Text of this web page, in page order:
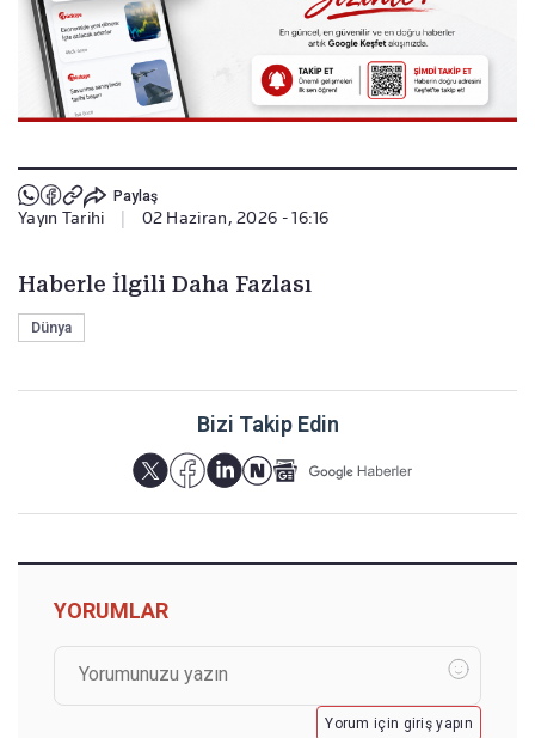
Paylaş
Yayın Tarihi 02 Haziran, 2026 - 16:16
Haberle İlgili Daha Fazlası
Dünya
Bizi Takip Edin
YORUMLAR
Yorum için giriş yapın